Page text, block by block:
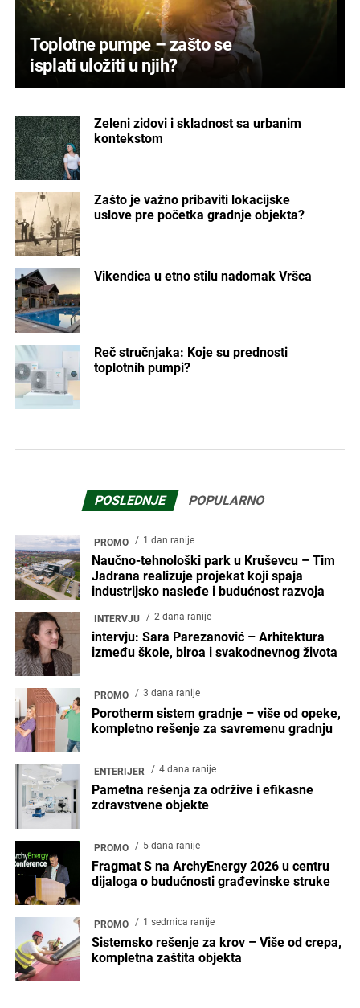
Toplotne pumpe – zašto se
isplati uložiti u njih?
Zeleni zidovi i skladnost sa urbanim
kontekstom
Zašto je važno pribaviti lokacijske
uslove pre početka gradnje objekta?
Vikendica u etno stilu nadomak Vršca
Reč stručnjaka: Koje su prednosti
toplotnih pumpi?
POSLEDNJE POPULARNO
PROMO 1 dan ranije
Naučno-tehnološki park u Kruševcu – Tim
Jadrana realizuje projekat koji spaja
industrijsko nasleđe i budućnost razvoja
INTERVJU 2 dana ranije
intervju: Sara Parezanović – Arhitektura
između škole, biroa i svakodnevnog života
PROMO 3 dana ranije
Porotherm sistem gradnje – više od opeke,
kompletno rešenje za savremenu gradnju
ENTERIJER 4 dana ranije
Pametna rešenja za održive i efikasne
zdravstvene objekte
PROMO 5 dana ranije
Fragmat S na ArchyEnergy 2026 u centru
dijaloga o budućnosti građevinske struke
PROMO 1 sedmica ranije
Sistemsko rešenje za krov – Više od crepa,
kompletna zaštita objekta